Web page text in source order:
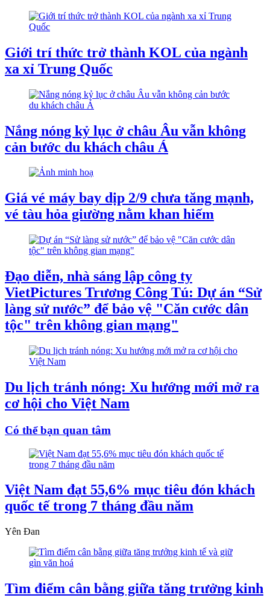
Giới trí thức trở thành KOL của ngành
xa xỉ Trung Quốc
Nắng nóng kỷ lục ở châu Âu vẫn không
cản bước du khách châu Á
Giá vé máy bay dịp 2/9 chưa tăng mạnh,
vé tàu hỏa giường nằm khan hiếm
Đạo diễn, nhà sáng lập công ty
VietPictures Trương Công Tú: Dự án “Sử
làng sử nước” để bảo vệ "Căn cước dân
tộc" trên không gian mạng"
Du lịch tránh nóng: Xu hướng mới mở ra
cơ hội cho Việt Nam
Có thể bạn quan tâm
Việt Nam đạt 55,6% mục tiêu đón khách
quốc tế trong 7 tháng đầu năm
Yên Đan
Tìm điểm cân bằng giữa tăng trưởng kinh